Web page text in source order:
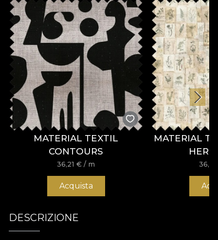
MATERIAL TEXTIL
CONTOURS
36,21€ / m
Acquista
MATERIAL
DESCRIZIONE